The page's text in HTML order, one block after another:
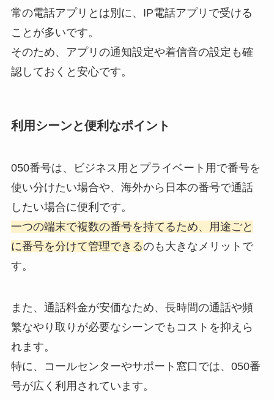
常の電話アプリとは別に、IP電話アプリで受ける
ことが多いです。
そのため、アプリの通知設定や着信音の設定も確
認しておくと安心です。
利用シーンと便利なポイント
050番号は、ビジネス用とプライベート用で番号を
使い分けたい場合や、海外から日本の番号で通話
したい場合に便利です。
一つの端末で複数の番号を持てるため、用途ごと
に番号を分けて管理できるのも大きなメリットで
す。
また、通話料金が安価なため、長時間の通話や頻
繁なやり取りが必要なシーンでもコストを抑えら
れます。
特に、コールセンターやサポート窓口では、050番
号が広く利用されています。